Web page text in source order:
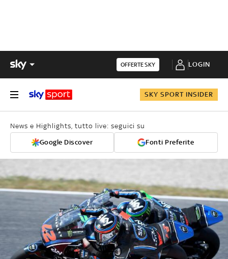
OFFERTE SKY LOGIN
SKY SPORT INSIDER
News e Highlights, tutto live: seguici su
Google Discover Fonti Preferite